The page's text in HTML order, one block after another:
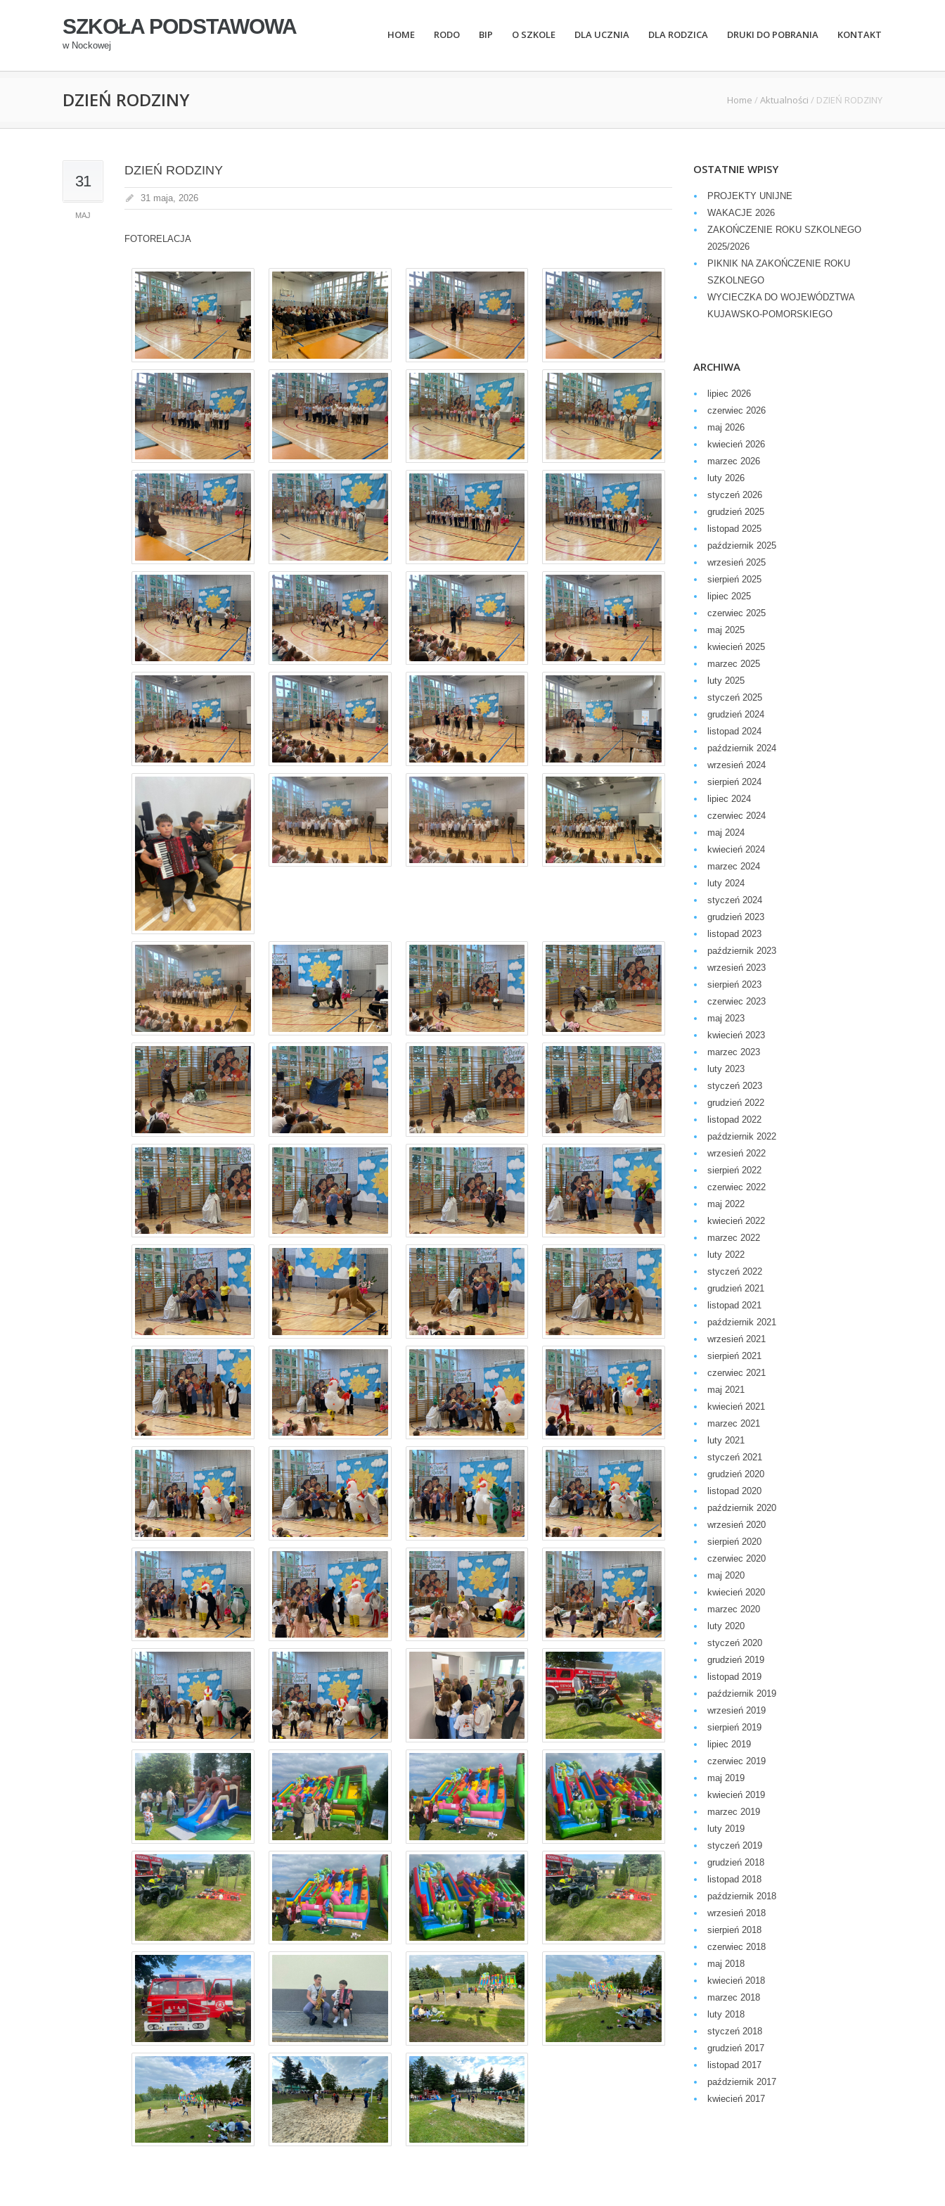
SZKOŁA PODSTAWOWA
w Nockowej
HOME RODO BIP O SZKOLE DLA UCZNIA DLA RODZICA DRUKI DO POBRANIA KONTAKT
DZIEŃ RODZINY Home / Aktualności / DZIEŃ RODZINY
31
MAJ
DZIEŃ RODZINY
31 maja, 2026
FOTORELACJA
OSTATNIE WPISY
PROJEKTY UNIJNE
WAKACJE 2026
ZAKOŃCZENIE ROKU SZKOLNEGO
2025/2026
PIKNIK NA ZAKOŃCZENIE ROKU
SZKOLNEGO
WYCIECZKA DO WOJEWÓDZTWA
KUJAWSKO-POMORSKIEGO
ARCHIWA
lipiec 2026
czerwiec 2026
maj 2026
kwiecień 2026
marzec 2026
luty 2026
styczeń 2026
grudzień 2025
listopad 2025
październik 2025
wrzesień 2025
sierpień 2025
lipiec 2025
czerwiec 2025
maj 2025
kwiecień 2025
marzec 2025
luty 2025
styczeń 2025
grudzień 2024
listopad 2024
październik 2024
wrzesień 2024
sierpień 2024
lipiec 2024
czerwiec 2024
maj 2024
kwiecień 2024
marzec 2024
luty 2024
styczeń 2024
grudzień 2023
listopad 2023
październik 2023
wrzesień 2023
sierpień 2023
czerwiec 2023
maj 2023
kwiecień 2023
marzec 2023
luty 2023
styczeń 2023
grudzień 2022
listopad 2022
październik 2022
wrzesień 2022
sierpień 2022
czerwiec 2022
maj 2022
kwiecień 2022
marzec 2022
luty 2022
styczeń 2022
grudzień 2021
listopad 2021
październik 2021
wrzesień 2021
sierpień 2021
czerwiec 2021
maj 2021
kwiecień 2021
marzec 2021
luty 2021
styczeń 2021
grudzień 2020
listopad 2020
październik 2020
wrzesień 2020
sierpień 2020
czerwiec 2020
maj 2020
kwiecień 2020
marzec 2020
luty 2020
styczeń 2020
grudzień 2019
listopad 2019
październik 2019
wrzesień 2019
sierpień 2019
lipiec 2019
czerwiec 2019
maj 2019
kwiecień 2019
marzec 2019
luty 2019
styczeń 2019
grudzień 2018
listopad 2018
październik 2018
wrzesień 2018
sierpień 2018
czerwiec 2018
maj 2018
kwiecień 2018
marzec 2018
luty 2018
styczeń 2018
grudzień 2017
listopad 2017
październik 2017
kwiecień 2017